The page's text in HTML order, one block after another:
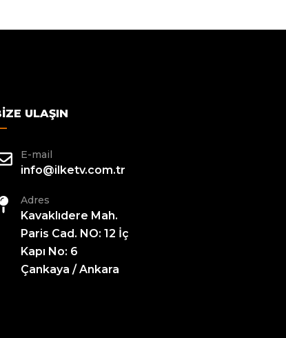
ULAŞIN
E-mail
info@ilketv.com.tr
Adres
Kavaklıdere Mah.
Paris Cad. NO: 12 İç
Kapı No: 6
Çankaya / Ankara